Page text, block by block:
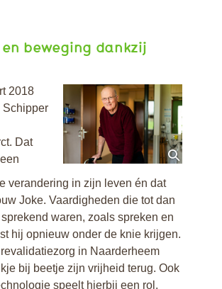
en beweging dankzij
2018
Schipper
Dat
verandering in zijn leven én dat
Joke. Vaardigheden die tot dan
waren, zoals spreken en
hij opnieuw onder de knie krijgen.
in Naarderheem
bij beetje zijn vrijheid terug. Ook
speelt hierbij een rol.